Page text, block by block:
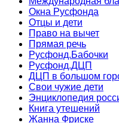
Окна Русфонда
Отцы и дети
Право на вычет
Прямая речь
Русфонд.Бабочки
Русфонд.ДЦП
ДЦП в большом
Свои чужие дети
Энциклопедия
Книга утешений
Жанна Фриске